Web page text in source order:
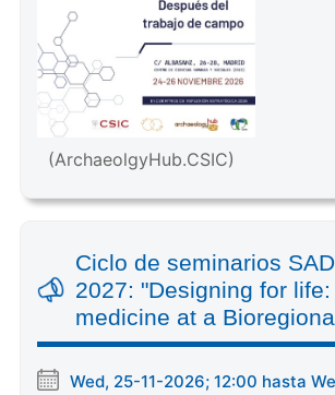
(ArchaeolgyHub.CSIC)
Ciclo de seminarios
2027: "Designing for
medicine at a
Wed, 25-11-2026; 12:00 hasta